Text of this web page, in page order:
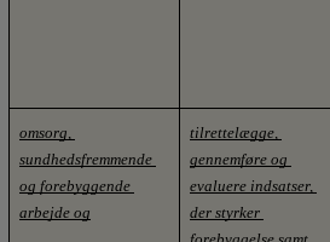
omsorg,
sundhedsfremmende
og forebyggende
arbejde og
tilrettelægge,
gennemføre og
evaluere indsatser,
der styrker